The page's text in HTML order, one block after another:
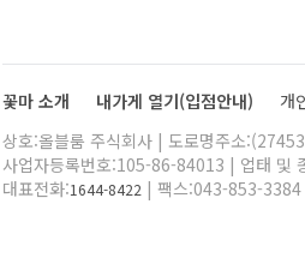
꽃마 소개 내가게 열기(입점안내) 개
상호:올블룸 주식회사 | 도로명주소
사업자등록번호:105-86-84013 | 업태 및
대표전화:1644-8422 | 팩스:043-853-3384